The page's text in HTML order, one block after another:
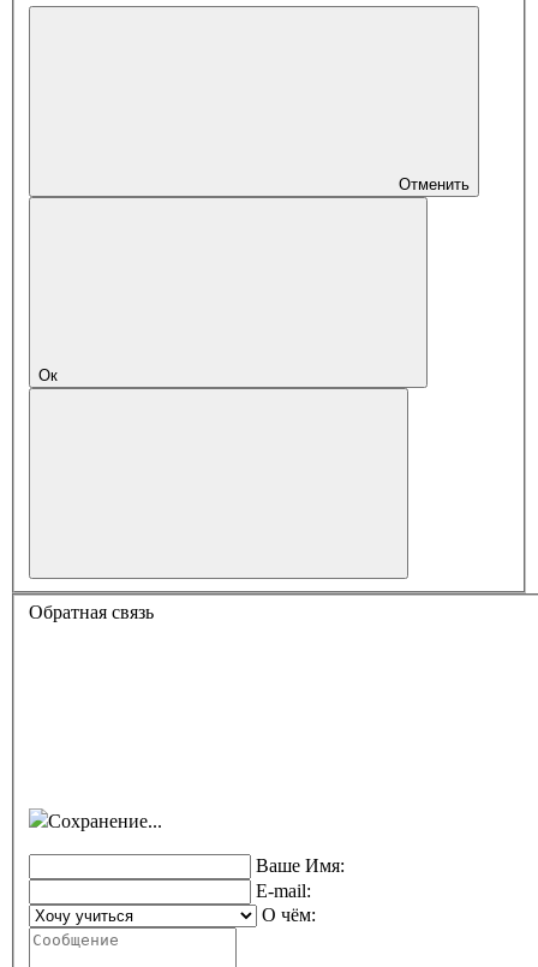
Отменить
Ок
Обратная связь
Сохранение...
Ваше Имя:
E-mail:
О чём: